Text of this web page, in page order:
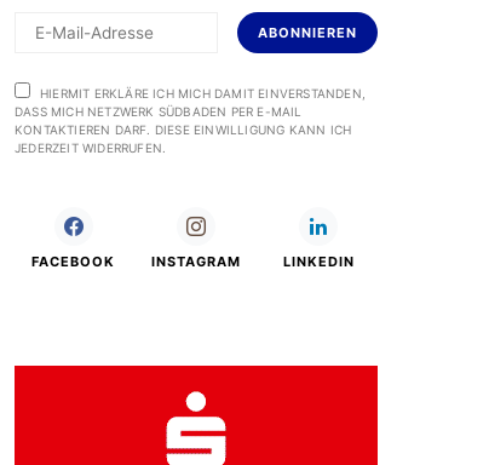
ABONNIEREN
HIERMIT ERKLÄRE ICH MICH DAMIT EINVERSTANDEN,
DASS MICH NETZWERK SÜDBADEN PER E-MAIL
KONTAKTIEREN DARF. DIESE EINWILLIGUNG KANN ICH
JEDERZEIT WIDERRUFEN.
FACEBOOK INSTAGRAM LINKEDIN